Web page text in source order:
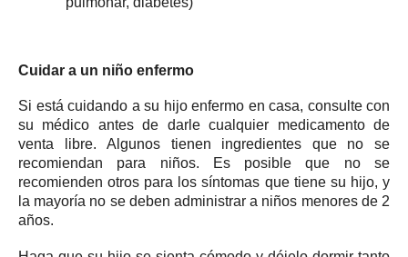
Cuidar a un niño enfermo
Si está cuidando a su hijo enfermo en casa, consulte con
su médico antes de darle cualquier medicamento de
venta libre.Algunos tienen ingredientes que no se
recomiendan para niños.
Es posible que no se
recomienden otros para los síntomas que tiene su hijo, y
la mayoría no se deben administrar a niños menores de 2
años.